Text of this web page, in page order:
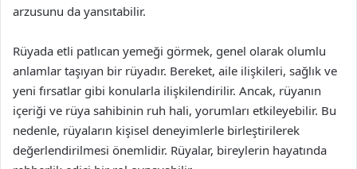
arzusunu da yansıtabilir.
Rüyada etli patlıcan yemeği görmek, genel olarak olumlu
anlamlar taşıyan bir rüyadır. Bereket, aile ilişkileri, sağlık ve
yeni fırsatlar gibi konularla ilişkilendirilir. Ancak, rüyanın
içeriği ve rüya sahibinin ruh hali, yorumları etkileyebilir. Bu
nedenle, rüyaların kişisel deneyimlerle birleştirilerek
değerlendirilmesi önemlidir. Rüyalar, bireylerin hayatında